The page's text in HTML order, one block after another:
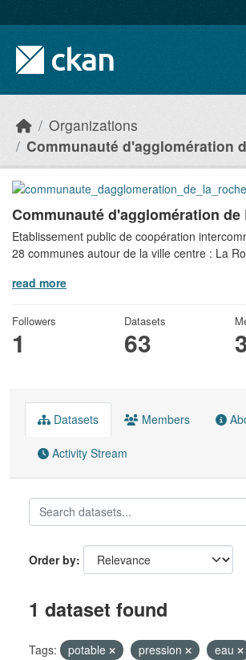
Organizations
Communauté d'agglomération
Communauté d'agglomération de
Etablissement public de coopération
28 communes autour de la ville centre : La
read more
Followers
1
Datasets
63
Datasets Members
Activity Stream
Order by
1 dataset found
Tags: potable pression
eau